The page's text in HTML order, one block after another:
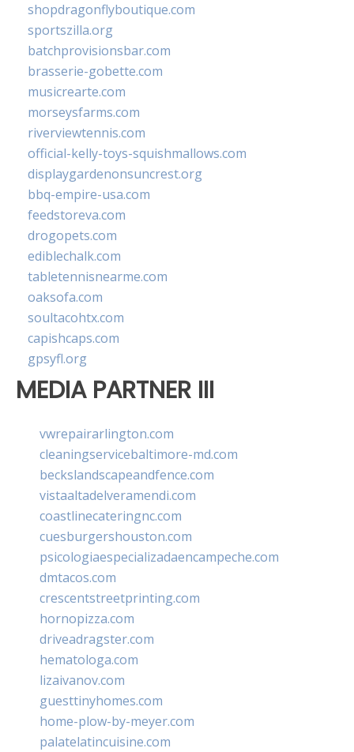
shopdragonflyboutique.com
sportszilla.org
batchprovisionsbar.com
brasserie-gobette.com
musicrearte.com
morseysfarms.com
riverviewtennis.com
official-kelly-toys-squishmallows.com
displaygardenonsuncrest.org
bbq-empire-usa.com
feedstoreva.com
drogopets.com
ediblechalk.com
tabletennisnearme.com
oaksofa.com
soultacohtx.com
capishcaps.com
gpsyfl.org
MEDIA PARTNER III
vwrepairarlington.com
cleaningservicebaltimore-md.com
beckslandscapeandfence.com
vistaaltadelveramendi.com
coastlinecateringnc.com
cuesburgershouston.com
psicologiaespecializadaencampeche.com
dmtacos.com
crescentstreetprinting.com
hornopizza.com
driveadragster.com
hematologa.com
lizaivanov.com
guesttinyhomes.com
home-plow-by-meyer.com
palatelatincuisine.com